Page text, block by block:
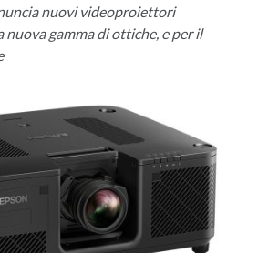
nuovi videoproiettori
nuova gamma di ottiche, e per il